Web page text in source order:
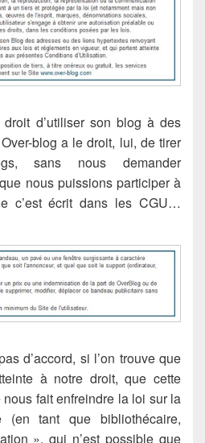
droit d’utiliser son blog à des
blog a le droit, lui, de tirer
sans nous demander
nous puissions participer à
c’est écrit dans les CGU…
d’accord, si l’on trouve que
à notre droit, que cette
fait enfreindre la loi sur la
(en tant que bibliothécaire,
», qui n’est possible que